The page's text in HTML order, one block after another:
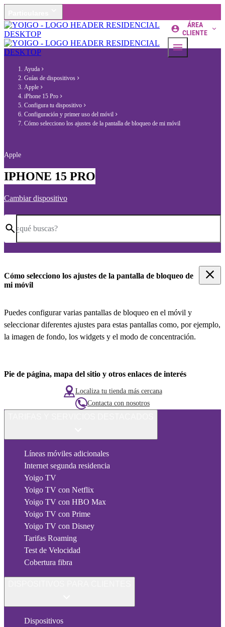
ÁREA
CLIENTE
Ayuda
Guías de dispositivos
Apple
iPhone 15 Pro
Configura tu dispositivo
Configuración y primer uso del móvil
Cómo selecciono los ajustes de la pantalla de bloqueo de mi móvil
Apple
IPHONE 15 PRO
Cambiar dispositivo
¿qué buscas?
Cómo selecciono los ajustes de la pantalla de bloqueo de
mi móvil
Puedes configurar varias pantallas de bloqueo en el móvil y
seleccionar diferentes ajustes para estas pantallas como, por ejemplo,
la imagen de fondo, los widgets y el modo de concentración.
Pie de página, mapa del sitio y otros enlaces de interés
Localiza tu tienda más cercana
Contacta con nosotros
Líneas móviles adicionales
Internet segunda residencia
Yoigo TV
Yoigo TV con Netflix
Yoigo TV con HBO Max
Yoigo TV con Prime
Yoigo TV con Disney
Tarifas Roaming
Test de Velocidad
Cobertura fibra
Dispositivos